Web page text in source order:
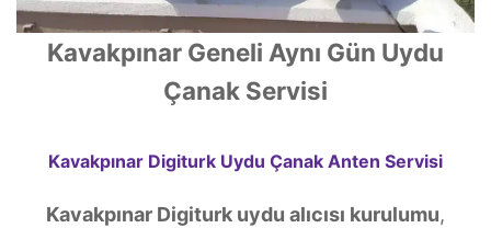
Kavakpınar Geneli Aynı Gün Uydu
Çanak Servisi
Kavakpınar Digiturk Uydu Çanak Anten Servisi
Kavakpınar Digiturk uydu alıcısı kurulumu,